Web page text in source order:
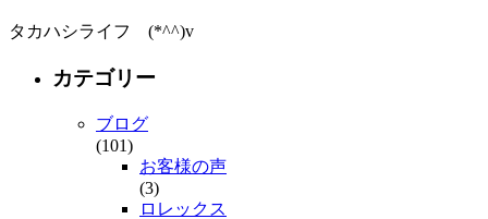
タカハシライフ (*^^)v
カテゴリー
ブログ
(101)
お客様の声
(3)
ロレックス